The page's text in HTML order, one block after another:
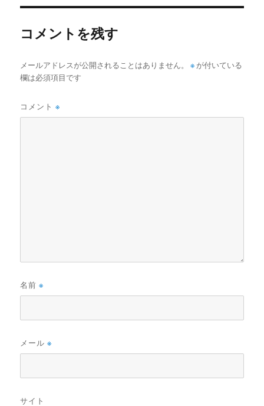
コメントを残す
メールアドレスが公開されることはありません。 ※ が付いている
欄は必須項目です
コメント※
名前※
メール※
サイト